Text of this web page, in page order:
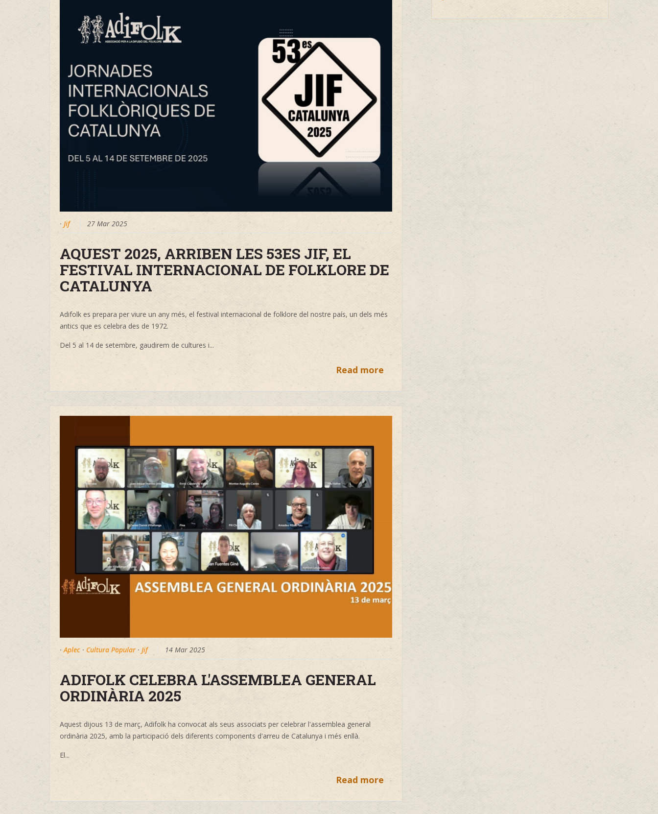
· Jif 27 Mar 2025
AQUEST 2025, ARRIBEN LES 53ES JIF, EL
FESTIVAL INTERNACIONAL DE FOLKLORE DE
CATALUNYA
Adifolk es prepara per viure un any més, el festival internacional de folklore del nostre país, un dels més
antics que es celebra des de 1972.
Del 5 al 14 de setembre, gaudirem de cultures i...
Read more
· Aplec · Cultura Popular · Jif 14 Mar 2025
ADIFOLK CELEBRA L'ASSEMBLEA GENERAL
ORDINÀRIA 2025
Aquest dijous 13 de març, Adifolk ha convocat als seus associats per celebrar l'assemblea general
ordinària 2025, amb la participació dels diferents components d'arreu de Catalunya i més enllà.
El...
Read more